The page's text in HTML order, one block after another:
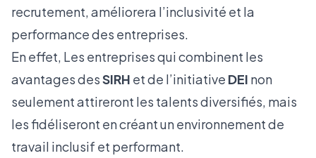
recrutement, améliorera l’inclusivité et la
performance des entreprises.
En effet, Les entreprises qui combinent les
avantages desSIRH et de l’initiative DEI non
seulement attireront les talents diversifiés, mais
les fidéliseront en créant un environnement de
travail inclusif et performant.